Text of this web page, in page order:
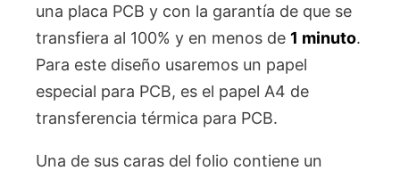
una placa PCB y con la garantía de que se
transfiera al 100% y en menos de 1 minuto.
Para este diseño usaremos un papel
especial para PCB, es el papel A4 de
transferencia térmica para PCB.
Una de sus caras del folio contiene un